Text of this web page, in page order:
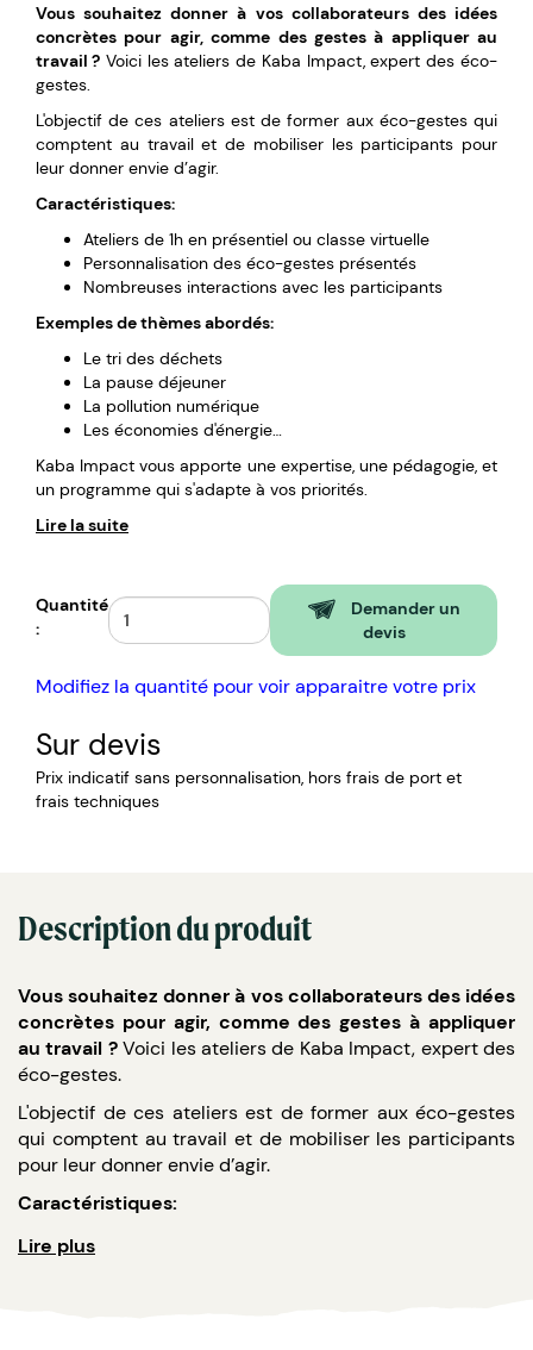
Vous souhaitez donner à vos collaborateurs des idées
concrètes pour agir, comme des gestes à appliquer au
travail ? Voici les ateliers de Kaba Impact, expert des éco-
gestes.
L'objectif de ces ateliers est de former aux éco-gestes qui
comptent au travail et de mobiliser les participants pour
leur donner envie d’agir.
Caractéristiques:
Ateliers de 1h en présentiel ou classe virtuelle
Personnalisation des éco-gestes présentés
Nombreuses interactions avec les participants
Exemples de thèmes abordés:
Le tri des déchets
La pause déjeuner
La pollution numérique
Les économies d'énergie…
Kaba Impact vous apporte une expertise, une pédagogie, et
un programme qui s'adapte à vos priorités.
Lire la suite
Quantité
:
Demander un
devis
Modifiez la quantité pour voir apparaitre votre prix
Sur devis
Prix indicatif sans personnalisation, hors frais de port et
frais techniques
Description du produit
Vous souhaitez donner à vos collaborateurs des idées
concrètes pour agir, comme des gestes à appliquer
au travail ?Voici les ateliers de Kaba Impact, expert des
éco-gestes.
L'objectif de ces ateliers est de former aux éco-gestes
qui comptent au travail et de mobiliser les participants
pour leur donner envie d’agir.
Caractéristiques:
Ateliers de 1h en présentiel ou classe virtuelle
Lire plus